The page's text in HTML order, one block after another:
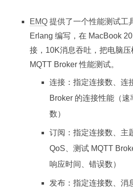
EMQ 提供了一个性能测试工
Erlang 编写，在 MacBook
接，10K消息吞吐，把电脑
MQTT Broker 性能测试。
连接：指定连接数、连
Broker 的连接性能（
数）
订阅：指定连接数、主
QoS、测试 MQTT
响应时间、错误数）
发布：指定连接数、消